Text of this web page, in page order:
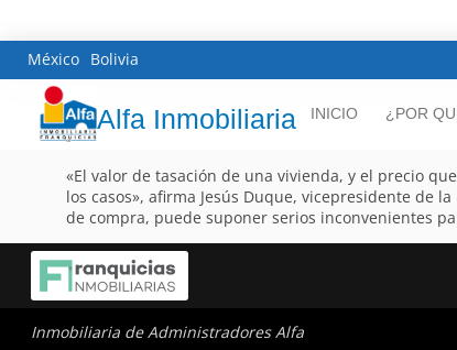
México Bolivia
Alfa Inmobiliaria INICIO ¿POR
«El valor de tasación de una vivienda, y el precio
los casos», afirma Jesús Duque, vicepresidente de
de compra, puede suponer serios inconvenientes
Inmobiliaria de Administradores Alfa